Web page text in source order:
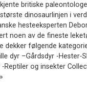
britiske
dinosaurlinjen i
hesteeksperten
noen av de fineste
dekker følgende
dyr –Gårdsdyr -Hester-
Reptiler og insekter